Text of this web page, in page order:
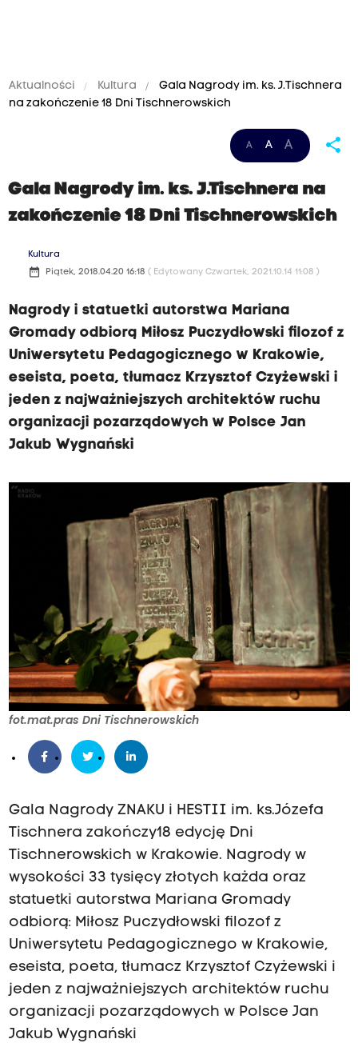
Aktualności Kultura
Gala Nagrody im. ks. J.Tischnera
na zakończenie 18 Dni Tischnerowskich
A A A share
Gala Nagrody im. ks. J.Tischnera na
zakończenie 18 Dni Tischnerowskich
Kultura
date_range Piątek, 2018.04.20 16:18 ( Edytowany Czwartek, 2021.10.14 11:08 )
Nagrody i statuetki autorstwa Mariana
Gromady odbiorą Miłosz Puczydłowski filozof z
Uniwersytetu Pedagogicznego w Krakowie,
eseista, poeta, tłumacz Krzysztof Czyżewski i
jeden z najważniejszych architektów ruchu
organizacji pozarządowych w Polsce Jan
Jakub Wygnański
fot.mat.pras Dni Tischnerowskich
Gala Nagrody ZNAKU i HESTII im. ks.Józefa
Tischnera zakończy18 edycję Dni
Tischnerowskich w Krakowie. Nagrody w
wysokości 33 tysięcy złotych każda oraz
statuetki autorstwa Mariana Gromady
odbiorą: Miłosz Puczydłowski filozof z
Uniwersytetu Pedagogicznego w Krakowie,
eseista, poeta, tłumacz Krzysztof Czyżewski i
jeden z najważniejszych architektów ruchu
organizacji pozarządowych w Polsce Jan
Jakub Wygnański